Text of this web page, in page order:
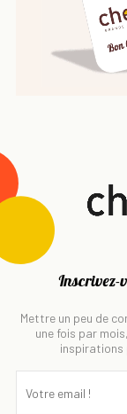
Inscrivez-
Mettre un peu de
une fois par
inspirations